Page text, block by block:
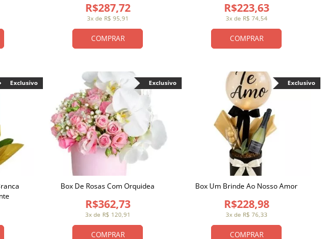
COMPRAR
3x de R$ 95,91
R$287,72
COMPRAR
3x de R$ 74,54
R$223,63
Exclusivo
COMPRAR
3x de R$ 120,91
R$362,73
Box De Rosas Com Orquidea
Exclusivo
COMPRAR
3x de R$ 76,33
R$228,98
Box Um Brinde Ao Nosso Amor
Exclusivo